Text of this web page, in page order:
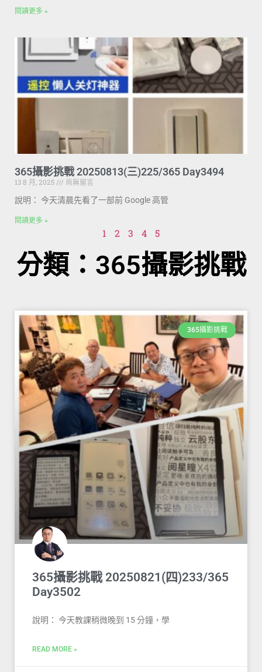
閱讀更多 »
365攝影挑戰 20250813(三)225/365 Day3494
13 8 月, 2025
尚無留言
說明： 今天清晨先看了一部前 Google 高管
閱讀更多 »
1 2 3 4 5
分類：365攝影挑戰
365攝影挑戰
365攝影挑戰 20250821(四)233/365
Day3502
說明： 今天教課稍微晚到 15 分鐘，學
READ MORE »